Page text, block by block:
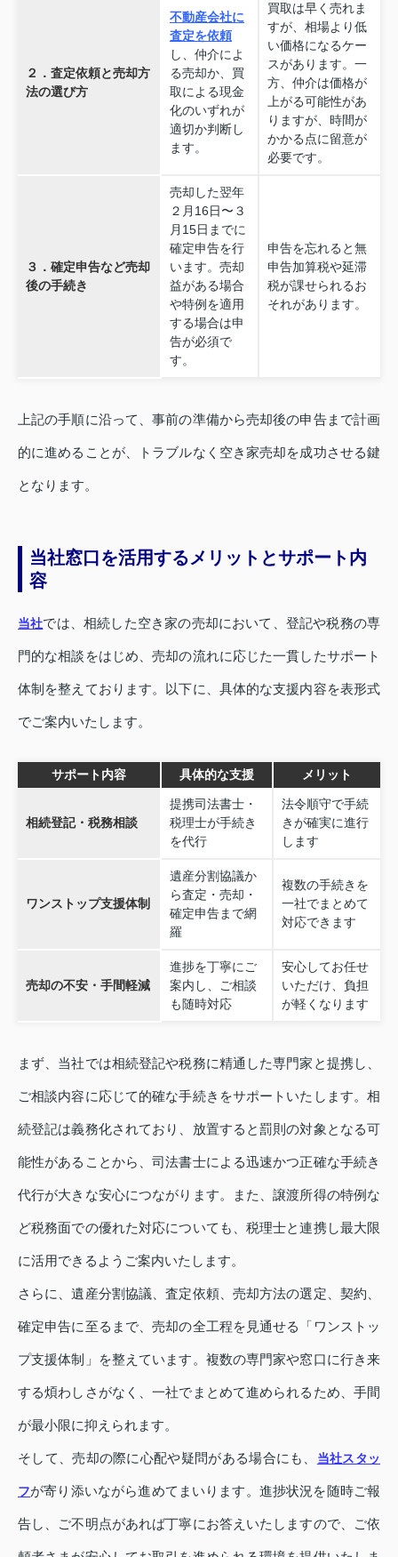
２．査定依頼と売却方
法の選び方
不動産会社に
査定を依頼
し、仲介によ
る売却か、買
取による現金
化のいずれが
適切か判断し
ます。
買取は早く売れま
すが、相場より低
い価格になるケー
スがあります。一
方、仲介は価格が
上がる可能性があ
りますが、時間が
かかる点に留意が
必要です。
３．確定申告など売却
後の手続き
売却した翌年
２月16日〜３
月15日までに
確定申告を行
います。売却
益がある場合
や特例を適用
する場合は申
告が必須で
す。
申告を忘れると無
申告加算税や延滞
税が課せられるお
それがあります。
上記の手順に沿って、事前の準備から売却後の申告まで計画
的に進めることが、トラブルなく空き家売却を成功させる鍵
となります。
当社窓口を活用するメリットとサポート内
容
当社では、相続した空き家の売却において、登記や税務の専
門的な相談をはじめ、売却の流れに応じた一貫したサポート
体制を整えております。以下に、具体的な支援内容を表形式
でご案内いたします。
サポート内容 具体的な支援 メリット
相続登記・税務相談
提携司法書士・
税理士が手続き
を代行
法令順守で手続
きが確実に進行
します
ワンストップ支援体制
遺産分割協議か
ら査定・売却・
確定申告まで網
羅
複数の手続きを
一社でまとめて
対応できます
売却の不安・手間軽減
進捗を丁寧にご
案内し、ご相談
も随時対応
安心してお任せ
いただけ、負担
が軽くなります
まず、当社では相続登記や税務に精通した専門家と提携し、
ご相談内容に応じて的確な手続きをサポートいたします。相
続登記は義務化されており、放置すると罰則の対象となる可
能性があることから、司法書士による迅速かつ正確な手続き
代行が大きな安心につながります。また、譲渡所得の特例な
ど税務面での優れた対応についても、税理士と連携し最大限
に活用できるようご案内いたします。
さらに、遺産分割協議、査定依頼、売却方法の選定、契約、
確定申告に至るまで、売却の全工程を見通せる「ワンストッ
プ支援体制」を整えています。複数の専門家や窓口に行き来
する煩わしさがなく、一社でまとめて進められるため、手間
が最小限に抑えられます。
そして、売却の際に心配や疑問がある場合にも、 当社スタッ
フが寄り添いながら進めてまいります。進捗状況を随時ご報
告し、ご不明点があれば丁寧にお答えいたしますので、ご依